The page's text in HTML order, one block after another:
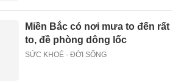
Miền Bắc có nơi mưa to đến rất
to, đề phòng dông lốc
SỨC KHOẺ - ĐỜI SỐNG